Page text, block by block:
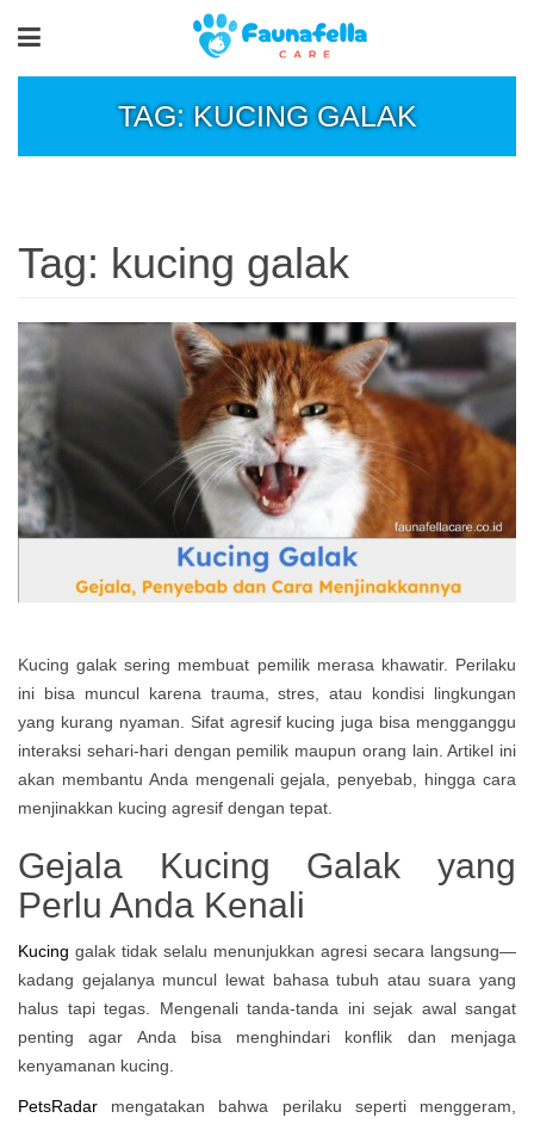
TAG: KUCING GALAK
Tag: kucing galak
Kucing galak sering membuat pemilik merasa khawatir. Perilaku
ini bisa muncul karena trauma, stres, atau kondisi lingkungan
yang kurang nyaman. Sifat agresif kucing juga bisa mengganggu
interaksi sehari-hari dengan pemilik maupun orang lain. Artikel ini
akan membantu Anda mengenali gejala, penyebab, hingga cara
menjinakkan kucing agresif dengan tepat.
Gejala Kucing Galak yang
Perlu Anda Kenali
Kucing galak tidak selalu menunjukkan agresi secara langsung—
kadang gejalanya muncul lewat bahasa tubuh atau suara yang
halus tapi tegas. Mengenali tanda-tanda ini sejak awal sangat
penting agar Anda bisa menghindari konflik dan menjaga
kenyamanan kucing.
PetsRadar mengatakan bahwa perilaku seperti menggeram,